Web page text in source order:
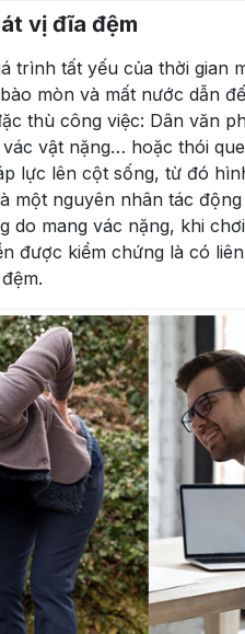
vị đĩa đệm
trình tất yếu của thời gian
mòn và mất nước dẫn
thù công việc: Dân văn
vật nặng… hoặc thói
lực lên cột sống, từ đó
một nguyên nhân tác
do mang vác nặng, khi
được kiểm chứng là có